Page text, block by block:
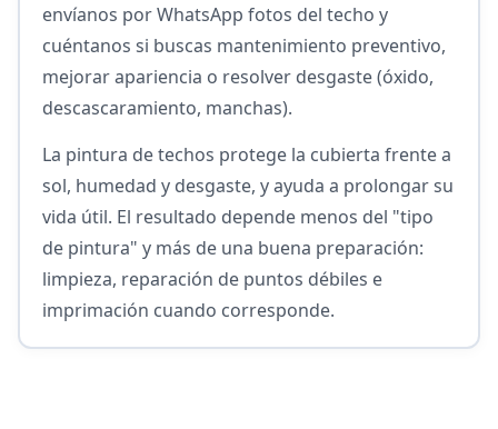
envíanos por WhatsApp fotos del techo y
cuéntanos si buscas mantenimiento preventivo,
mejorar apariencia o resolver desgaste (óxido,
descascaramiento, manchas).
La pintura de techos protege la cubierta frente a
sol, humedad y desgaste, y ayuda a prolongar su
vida útil. El resultado depende menos del "tipo
de pintura" y más de una buena preparación:
limpieza, reparación de puntos débiles e
imprimación cuando corresponde.